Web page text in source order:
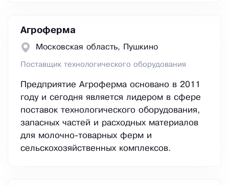
Агроферма
Московская область, Пушкино
Поставщик технологического оборудования
Предприятие Агроферма основано в 2011
году и сегодня является лидером в сфере
поставок технологического оборудования,
запасных частей и расходных материалов
для молочно-товарных ферм и
сельскохозяйственных комплексов.